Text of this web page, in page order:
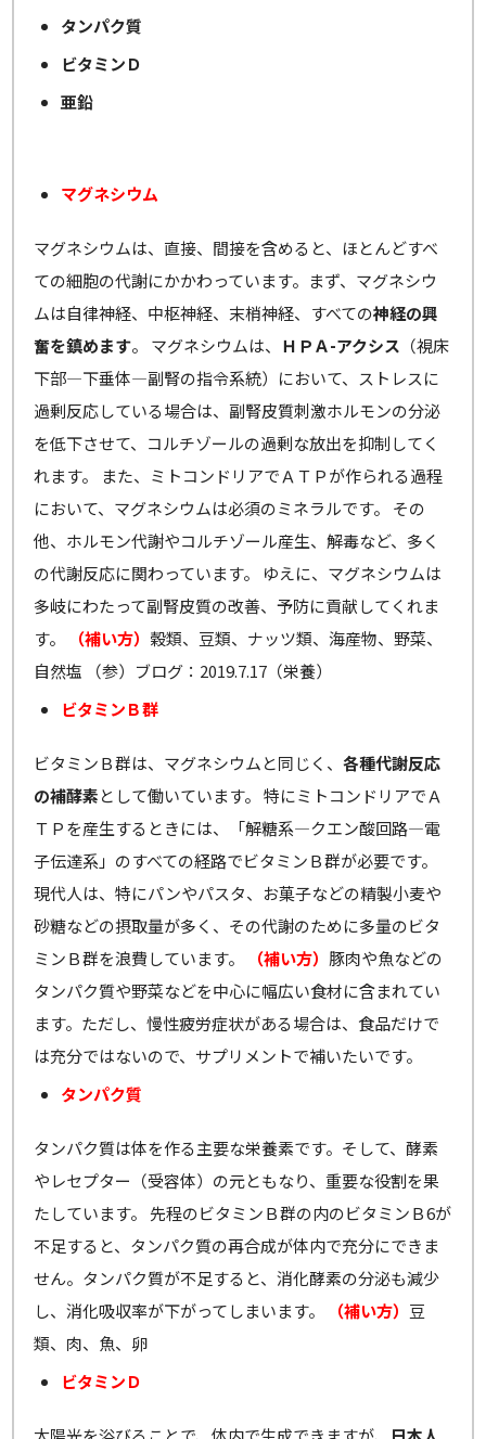
タンパク質
ビタミンＤ
亜鉛
マグネシウム
マグネシウムは、直接、間接を含めると、ほとんどすべ
ての細胞の代謝にかかわっています。まず、マグネシウ
ムは自律神経、中枢神経、末梢神経、すべての神経の興
奮を鎮めます。 マグネシウムは、 ＨＰＡ-アクシス （視床
下部―下垂体―副腎の指令系統）において、ストレスに
過剰反応している場合は、副腎皮質刺激ホルモンの分泌
を低下させて、コルチゾールの過剰な放出を抑制してく
れます。 また、ミトコンドリアでＡＴＰが作られる過程
において、マグネシウムは必須のミネラルです。 その
他、ホルモン代謝やコルチゾール産生、解毒など、多く
の代謝反応に関わっています。 ゆえに、マグネシウムは
多岐にわたって副腎皮質の改善、予防に貢献してくれま
す。
（補い方） 穀類、豆類、ナッツ類、海産物、野菜、
自然塩 （参）ブログ：2019.7.17（栄養）
ビタミンＢ群
ビタミンＢ群は、マグネシウムと同じく、各種代謝反応
の補酵素として働いています。 特にミトコンドリアでＡ
ＴＰを産生するときには、「解糖系―クエン酸回路―電
子伝達系」のすべての経路でビタミンＢ群が必要です。
現代人は、特にパンやパスタ、お菓子などの精製小麦や
砂糖などの摂取量が多く、その代謝のために多量のビタ
ミンＢ群を浪費しています。
（補い方） 豚肉や魚などの
タンパク質や野菜などを中心に幅広い食材に含まれてい
ます。ただし、慢性疲労症状がある場合は、食品だけで
は充分ではないので、サプリメントで補いたいです。
タンパク質
タンパク質は体を作る主要な栄養素です。そして、酵素
やレセプター（受容体）の元ともなり、重要な役割を果
たしています。 先程のビタミンＢ群の内のビタミンＢ6が
不足すると、タンパク質の再合成が体内で充分にできま
せん。タンパク質が不足すると、消化酵素の分泌も減少
し、消化吸収率が下がってしまいます。
（補い方） 豆
類、肉、魚、卵
ビタミンＤ